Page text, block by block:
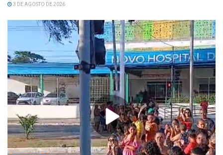
3 DE AGOSTO DE 2026